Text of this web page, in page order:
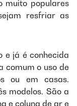
muito populares
resfriar as
e já é conhecida
comum o uso de
ou em casas.
modelos. São a
e coluna de ar e